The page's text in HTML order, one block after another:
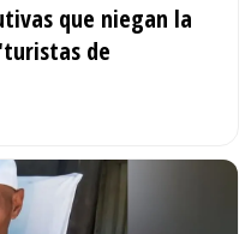
que niegan la
de